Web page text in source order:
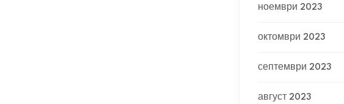
ноември 2023
октомври 2023
септември 2023
август 2023